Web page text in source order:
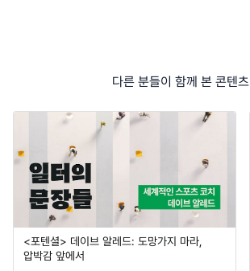
다른 분들이 함께 본 콘텐츠
<포텐셜> 데이브 알레드: 도망가지 마라,
압박감 앞에서